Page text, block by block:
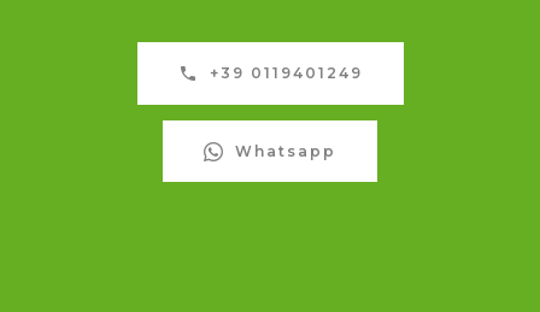
+39 0119401249
Whatsapp